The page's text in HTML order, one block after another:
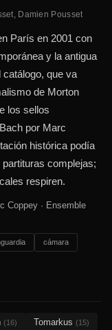
Damien Pousset
París en 2001 con
y la antigua
que va
de Morton
los sellos
por Marc
histórica podía
complejas;
respiren.
Coppey · Ensemble
cámara
(16) Tomarkus (15)